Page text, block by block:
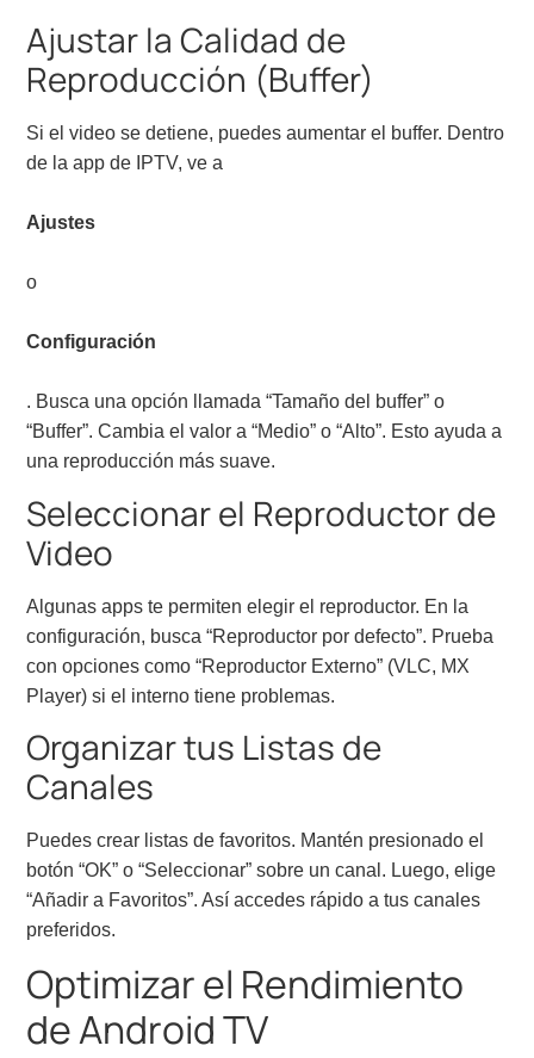
Ajustar la Calidad de
Reproducción (Buffer)
Si el video se detiene, puedes aumentar el buffer. Dentro
de la app de IPTV, ve a
Ajustes
o
Configuración
. Busca una opción llamada “Tamaño del buffer” o
“Buffer”. Cambia el valor a “Medio” o “Alto”. Esto ayuda a
una reproducción más suave.
Seleccionar el Reproductor de
Video
Algunas apps te permiten elegir el reproductor. En la
configuración, busca “Reproductor por defecto”. Prueba
con opciones como “Reproductor Externo” (VLC, MX
Player) si el interno tiene problemas.
Organizar tus Listas de
Canales
Puedes crear listas de favoritos. Mantén presionado el
botón “OK” o “Seleccionar” sobre un canal. Luego, elige
“Añadir a Favoritos”. Así accedes rápido a tus canales
preferidos.
Optimizar el Rendimiento
de Android TV